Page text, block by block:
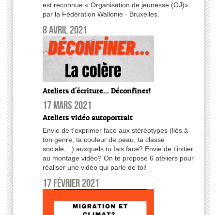
est reconnue « Organisation de jeunesse (OJ)»
par la Fédération Wallonie - Bruxelles.
8 avril 2021
Ateliers d'écriture... Déconfiner!
17 mars 2021
Ateliers vidéo autoportrait
Envie de t'exprimer face aux stéréotypes (liés à
ton genre, ta couleur de peau, ta classe
sociale,...) auxquels tu fais face? Envie de t'initier
au montage vidéo? On te propose 6 ateliers pour
réaliser une vidéo qui parle de toi!
17 février 2021